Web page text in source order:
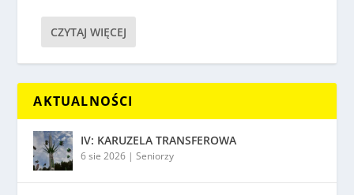
CZYTAJ WIĘCEJ
AKTUALNOŚCI
IV: KARUZELA TRANSFEROWA
6 sie 2026 |Seniorzy